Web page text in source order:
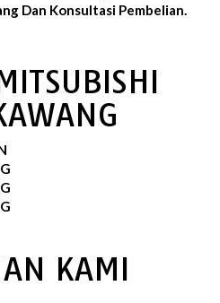
Dan Konsultasi Pembelian.
KAMI